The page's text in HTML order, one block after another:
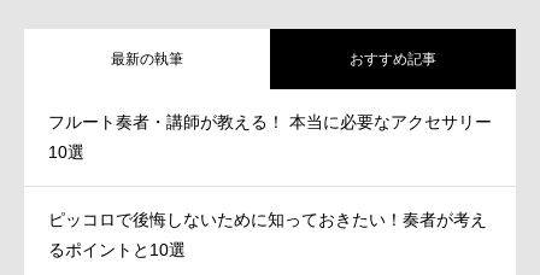
最新の執筆 おすすめ記事
フルート奏者・講師が教える！ 本当に必要なアクセサリー
10選
ピッコロで後悔しないために知っておきたい！奏者が考え
るポイントと10選